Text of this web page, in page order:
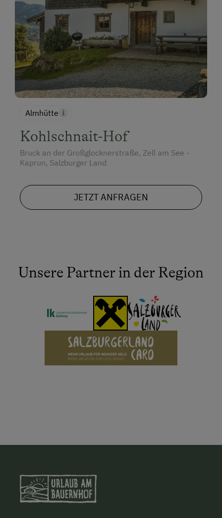
Almhütte
Kohlschnait-Hof
Bruck an der Großglocknerstraße, Zell am See -
Kaprun, Salzburger Land
JETZT ANFRAGEN
Unsere Partner in der Region